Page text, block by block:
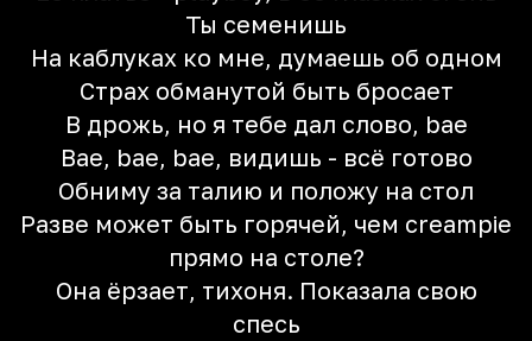
Ты семенишь
На каблуках ко мне, думаешь об одном
Страх обманутой быть бросает
В дрожь, но я тебе дал слово, bae
Bae, bae, bae, видишь - всё готово
Обниму за талию и положу на стол
Разве может быть горячей, чем creampie
прямо на столе?
Она ёрзает, тихоня. Показала свою
спесь